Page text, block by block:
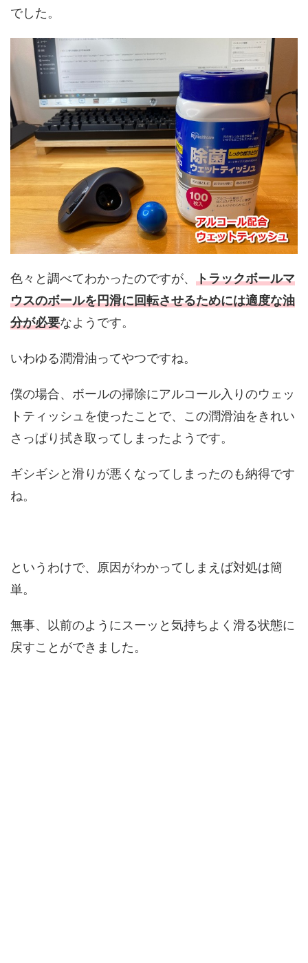
でした。
色々と調べてわかったのですが、 トラックボールマ
ウスのボールを円滑に回転させるためには適度な油
分が必要なようです。
いわゆる潤滑油ってやつですね。
僕の場合、ボールの掃除にアルコール入りのウェッ
トティッシュを使ったことで、この潤滑油をきれい
さっぱり拭き取ってしまったようです。
ギシギシと滑りが悪くなってしまったのも納得です
ね。
というわけで、原因がわかってしまえば対処は簡
単。
無事、以前のようにスーッと気持ちよく滑る状態に
戻すことができました。